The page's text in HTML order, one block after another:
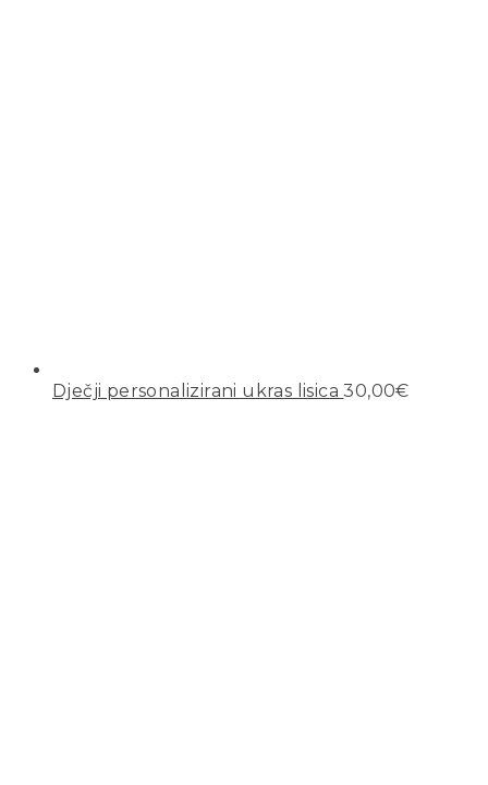
Dječji personalizirani ukras lisica 30,00€